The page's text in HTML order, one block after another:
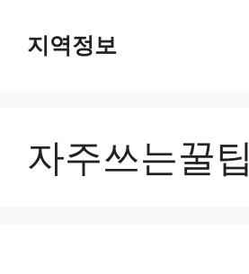
지역정보
자주쓰는꿀팁